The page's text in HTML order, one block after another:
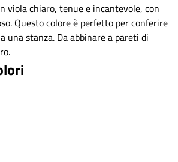
viola chiaro, tenue e incantevole, con
Questo colore è perfetto per conferire
una stanza. Da abbinare a pareti di